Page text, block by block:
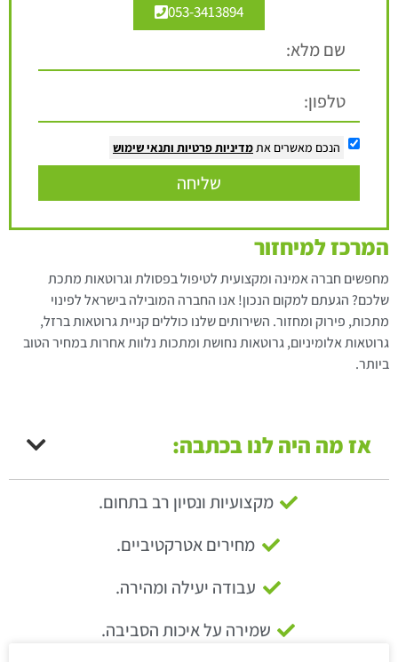
053-3413894
הנכם מאשרים אתמדיניות פרטיות ותנאי שימוש
שליחה
המרכז למיחזור
מחפשים חברה אמינה ומקצועית לטיפול בפסולת וגרוטאות מתכת
שלכם? הגעתם למקום הנכון! אנו החברה המובילה בישראל לפינוי
מתכות, פירוק ומחזור. השירותים שלנו כוללים קניית גרוטאות ברזל,
גרוטאות אלומיניום, גרוטאות נחושת ומתכות נלוות אחרות במחיר הטוב
ביותר.
אז מה היה לנו בכתבה:
מקצועיות ונסיון רב בתחום.
מחירים אטרקטיביים.
עבודה יעילה ומהירה.
שמירה על איכות הסביבה.